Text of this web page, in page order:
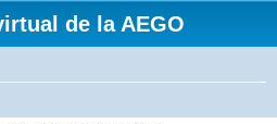
de la AEGO